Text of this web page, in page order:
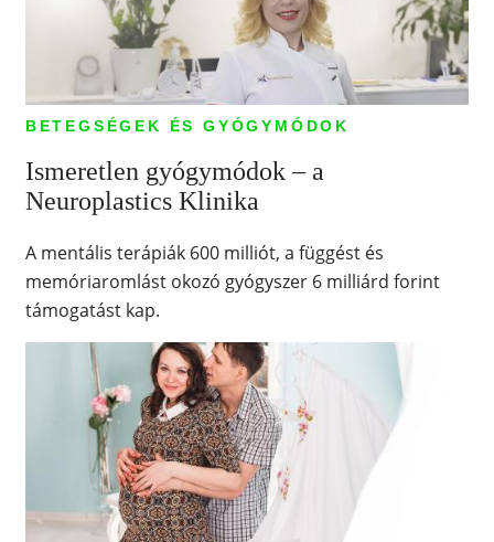
BETEGSÉGEK ÉS GYÓGYMÓDOK
Ismeretlen gyógymódok – a
Neuroplastics Klinika
A mentális terápiák 600 milliót, a függést és
memóriaromlást okozó gyógyszer 6 milliárd forint
támogatást kap.